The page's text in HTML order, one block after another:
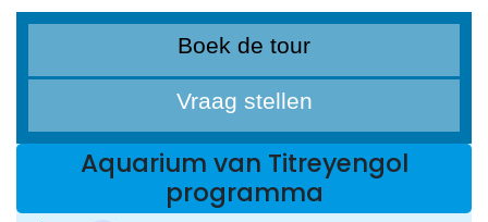
Boek de tour
Vraag stellen
Aquarium van Titreyengol
programma